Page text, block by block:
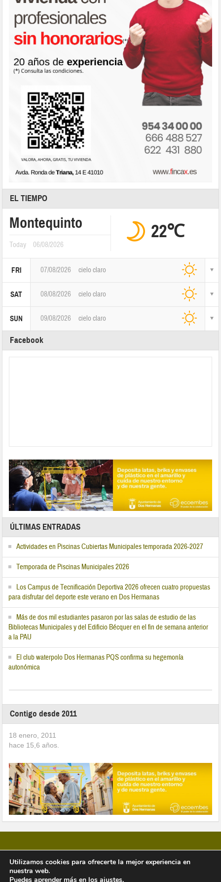
EL TIEMPO
Montequinto
Today 06/08/2026
22℃
FRI 07/08/2026 cielo claro
SAT 08/08/2026 cielo claro
SUN 09/08/2026 cielo claro
Facebook
ÚLTIMAS ENTRADAS
Actividades en Piscinas Cubiertas Municipales temporada 2026-2027
Temporada de Piscinas Municipales 2026
Los Campus de Tecnificación Deportiva 2026 ofrecen cuatro propuestas
para disfrutar del deporte este verano en Dos Hermanas
Más de dos mil estudiantes pasaron por las salas de estudio de las
Bibliotecas Municipales y del Edificio Bécquer en el fin de semana anterior
a la PAU
El club waterpolo Dos Hermanas PQS confirma su hegemonía
autonómica
Contigo desde 2011
18 enero, 2011
hace 15,6 años.
Copyright © 2026 Vivir en Montequinto Periódico Digital
Utilizamos cookies para ofrecerte la mejor experiencia en
nuestra web.
Puedes aprender más en los ajustes.